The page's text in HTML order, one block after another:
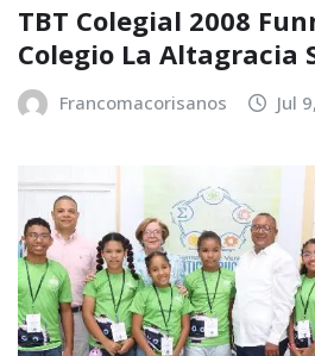
TBT Colegial 2008
Colegio La Altagracia
Francomacorisanos Jul